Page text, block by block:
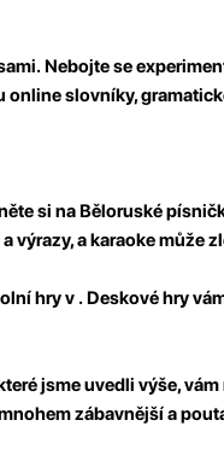
Nebojte se
online slovníky,
si na Běloruské
výrazy, a karaoke může
hry v .Deskové hry
jsme uvedli výše,
zábavnější a